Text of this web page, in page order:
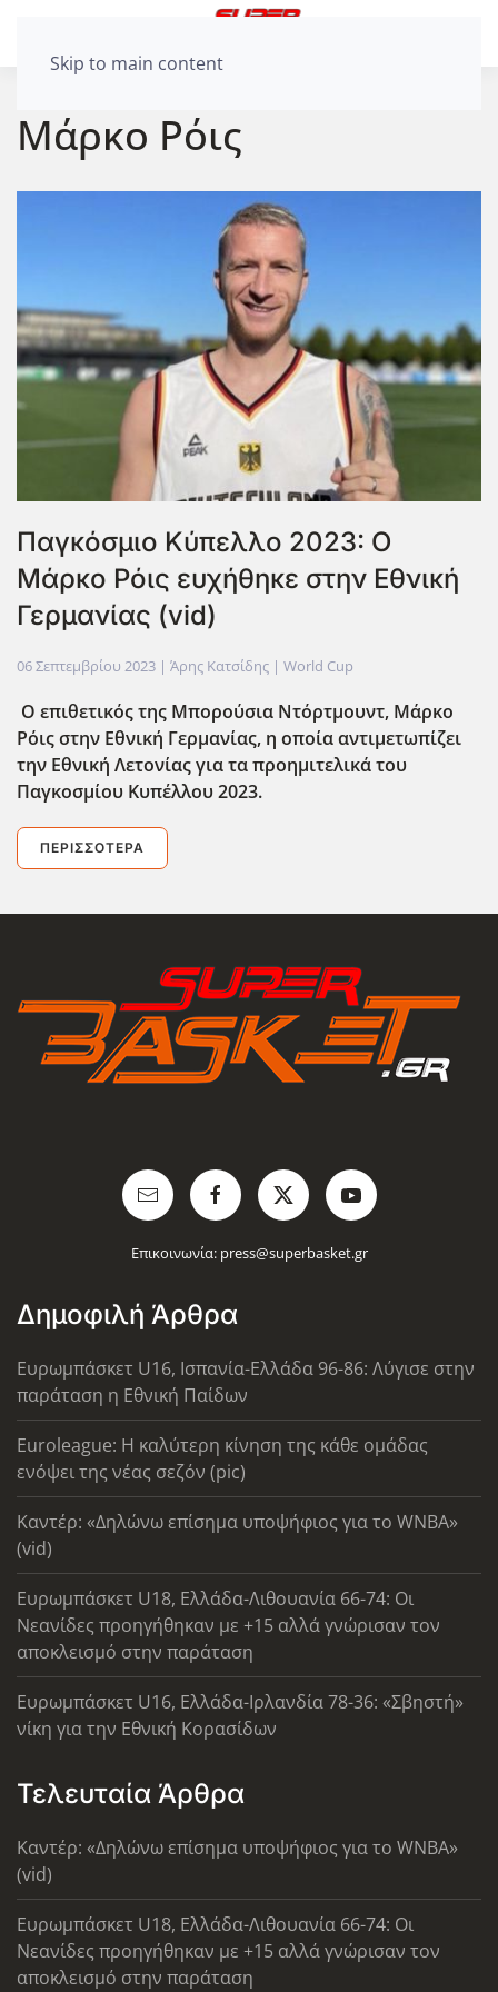
Skip to main content
Μάρκο Ρόις
Παγκόσμιο Κύπελλο 2023: Ο
Μάρκο Ρόις ευχήθηκε στην Εθνική
Γερμανίας (vid)
06 Σεπτεμβρίου 2023 | Άρης Κατσίδης | World Cup
Ο επιθετικός της Μπορούσια Ντόρτμουντ, Μάρκο
Ρόις στην Εθνική Γερμανίας, η οποία αντιμετωπίζει
την Εθνική Λετονίας για τα προημιτελικά του
Παγκοσμίου Κυπέλλου 2023.
ΠΕΡΙΣΣΌΤΕΡΑ
Επικοινωνία: press@superbasket.gr
Δημοφιλή Άρθρα
Ευρωμπάσκετ U16, Ισπανία-Ελλάδα 96-86: Λύγισε στην
παράταση η Εθνική Παίδων
Euroleague: Η καλύτερη κίνηση της κάθε ομάδας
ενόψει της νέας σεζόν (pic)
Καντέρ: «Δηλώνω επίσημα υποψήφιος για το WNBA»
(vid)
Ευρωμπάσκετ U18, Ελλάδα-Λιθουανία 66-74: Οι
Νεανίδες προηγήθηκαν με +15 αλλά γνώρισαν τον
αποκλεισμό στην παράταση
Ευρωμπάσκετ U16, Ελλάδα-Ιρλανδία 78-36: «Σβηστή»
νίκη για την Εθνική Κορασίδων
Τελευταία Άρθρα
Καντέρ: «Δηλώνω επίσημα υποψήφιος για το WNBA»
(vid)
Ευρωμπάσκετ U18, Ελλάδα-Λιθουανία 66-74: Οι
Νεανίδες προηγήθηκαν με +15 αλλά γνώρισαν τον
αποκλεισμό στην παράταση